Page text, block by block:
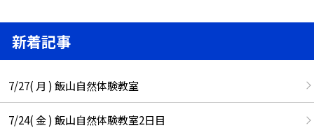
新着記事
7/27( 月 ) 飯山自然体験教室
7/24( 金 ) 飯山自然体験教室2日目